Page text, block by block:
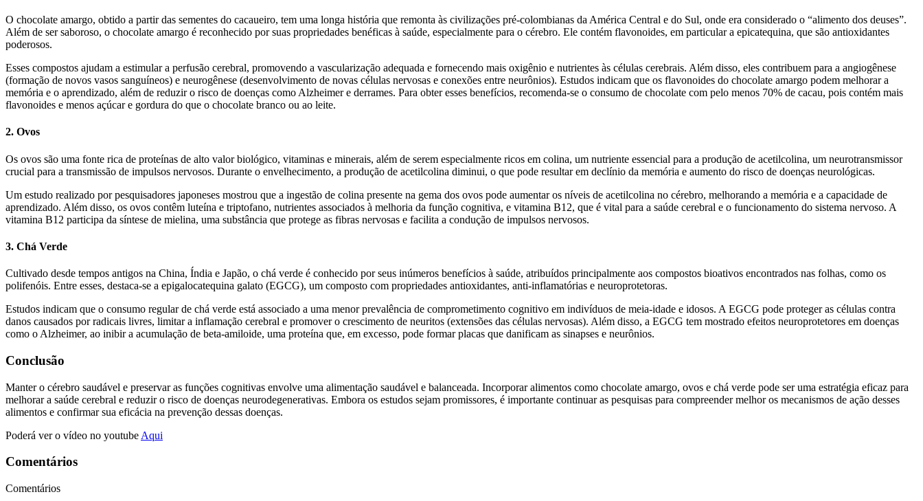
O chocolate amargo, obtido a partir das sementes do cacaueiro, tem uma longa história que remonta às civilizações pré-colombianas da América Central e do Sul, onde era considerado o “alimento dos deuses”.
Além de ser saboroso, o chocolate amargo é reconhecido por suas propriedades benéficas à saúde, especialmente para o cérebro. Ele contém flavonoides, em particular a epicatequina, que são antioxidantes
poderosos.
Esses compostos ajudam a estimular a perfusão cerebral, promovendo a vascularização adequada e fornecendo mais oxigênio e nutrientes às células cerebrais. Além disso, eles contribuem para a angiogênese
(formação de novos vasos sanguíneos) e neurogênese (desenvolvimento de novas células nervosas e conexões entre neurônios). Estudos indicam que os flavonoides do chocolate amargo podem melhorar a
memória e o aprendizado, além de reduzir o risco de doenças como Alzheimer e derrames. Para obter esses benefícios, recomenda-se o consumo de chocolate com pelo menos 70% de cacau, pois contém mais
flavonoides e menos açúcar e gordura do que o chocolate branco ou ao leite.
2. Ovos
Os ovos são uma fonte rica de proteínas de alto valor biológico, vitaminas e minerais, além de serem especialmente ricos em colina, um nutriente essencial para a produção de acetilcolina, um neurotransmissor
crucial para a transmissão de impulsos nervosos. Durante o envelhecimento, a produção de acetilcolina diminui, o que pode resultar em declínio da memória e aumento do risco de doenças neurológicas.
Um estudo realizado por pesquisadores japoneses mostrou que a ingestão de colina presente na gema dos ovos pode aumentar os níveis de acetilcolina no cérebro, melhorando a memória e a capacidade de
aprendizado. Além disso, os ovos contêm luteína e triptofano, nutrientes associados à melhoria da função cognitiva, e vitamina B12, que é vital para a saúde cerebral e o funcionamento do sistema nervoso. A
vitamina B12 participa da síntese de mielina, uma substância que protege as fibras nervosas e facilita a condução de impulsos nervosos.
3. Chá Verde
Cultivado desde tempos antigos na China, Índia e Japão, o chá verde é conhecido por seus inúmeros benefícios à saúde, atribuídos principalmente aos compostos bioativos encontrados nas folhas, como os
polifenóis. Entre esses, destaca-se a epigalocatequina galato (EGCG), um composto com propriedades antioxidantes, anti-inflamatórias e neuroprotetoras.
Estudos indicam que o consumo regular de chá verde está associado a uma menor prevalência de comprometimento cognitivo em indivíduos de meia-idade e idosos. A EGCG pode proteger as células contra
danos causados por radicais livres, limitar a inflamação cerebral e promover o crescimento de neuritos (extensões das células nervosas). Além disso, a EGCG tem mostrado efeitos neuroprotetores em doenças
como o Alzheimer, ao inibir a acumulação de beta-amiloide, uma proteína que, em excesso, pode formar placas que danificam as sinapses e neurônios.
Conclusão
Manter o cérebro saudável e preservar as funções cognitivas envolve uma alimentação saudável e balanceada. Incorporar alimentos como chocolate amargo, ovos e chá verde pode ser uma estratégia eficaz para
melhorar a saúde cerebral e reduzir o risco de doenças neurodegenerativas. Embora os estudos sejam promissores, é importante continuar as pesquisas para compreender melhor os mecanismos de ação desses
alimentos e confirmar sua eficácia na prevenção dessas doenças.
Poderá ver o vídeo no youtube Aqui
Comentários
Comentários